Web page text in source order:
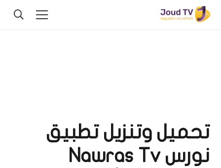
تحميل وتنزيل تطبيق
نورس Nawras Tv